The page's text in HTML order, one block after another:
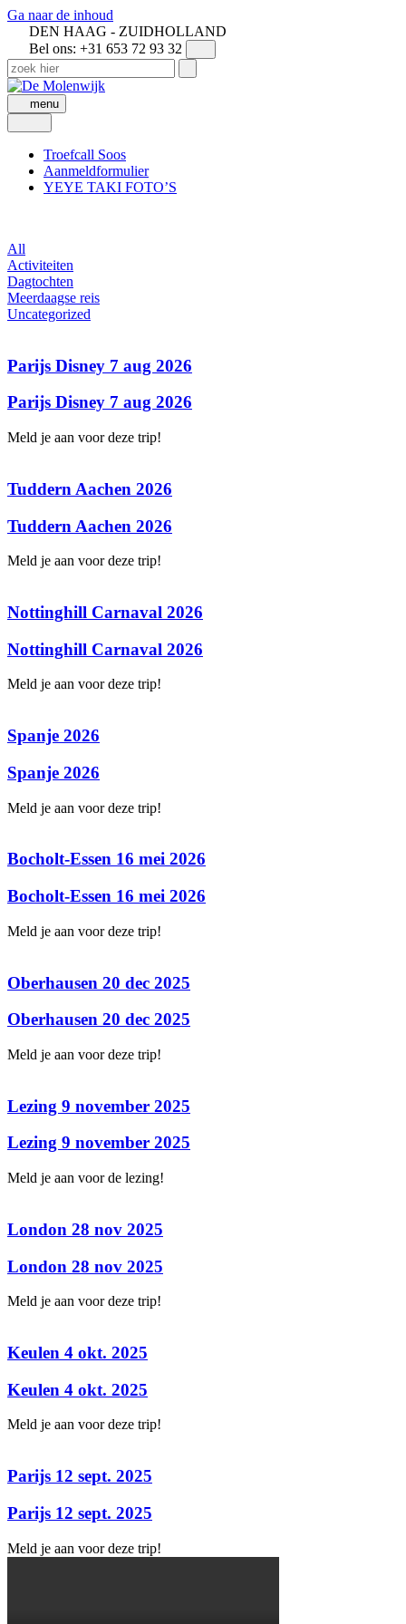
Ga naar de inhoud
DEN HAAG - ZUIDHOLLAND
Bel ons: +31 653 72 93 32
menu
Troefcall Soos
Aanmeldformulier
YEYE TAKI FOTO’S
All
Activiteiten
Dagtochten
Meerdaagse reis
Uncategorized
Parijs Disney 7 aug 2026
Parijs Disney 7 aug 2026
Meld je aan voor deze trip!
Tuddern Aachen 2026
Tuddern Aachen 2026
Meld je aan voor deze trip!
Nottinghill Carnaval 2026
Nottinghill Carnaval 2026
Meld je aan voor deze trip!
Spanje 2026
Spanje 2026
Meld je aan voor deze trip!
Bocholt-Essen 16 mei 2026
Bocholt-Essen 16 mei 2026
Meld je aan voor deze trip!
Oberhausen 20 dec 2025
Oberhausen 20 dec 2025
Meld je aan voor deze trip!
Lezing 9 november 2025
Lezing 9 november 2025
Meld je aan voor de lezing!
London 28 nov 2025
London 28 nov 2025
Meld je aan voor deze trip!
Keulen 4 okt. 2025
Keulen 4 okt. 2025
Meld je aan voor deze trip!
Parijs 12 sept. 2025
Parijs 12 sept. 2025
Meld je aan voor deze trip!